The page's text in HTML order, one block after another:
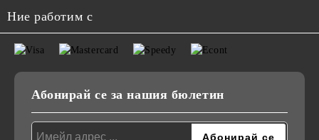
Ние работим с
Абонирай се за нашия бюлетин